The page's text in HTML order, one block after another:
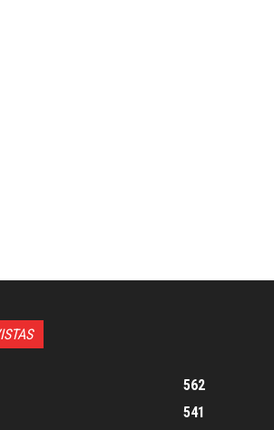
562
541